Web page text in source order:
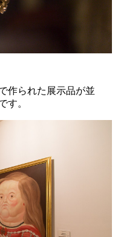
作られた展示品が並
す。